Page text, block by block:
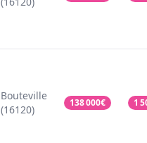
Bouteville
(16120)
138 000€ 1